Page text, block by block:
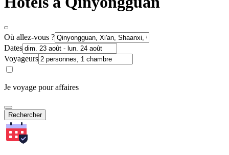
Où allez-vous ?
Dates
Voyageurs
Je voyage pour affaires
Rechercher